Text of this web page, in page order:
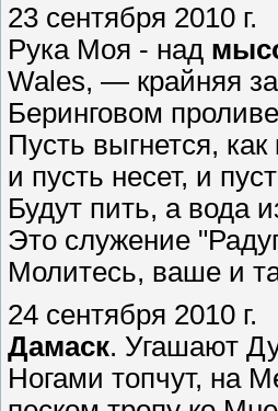
23 сентября 2010 г.
Рука Моя - над
Wales, — крайняя
Беринговом
Пусть выгнется,
и пусть несет, и
Будут пить, а вода
Это служение
Молитесь, ваше и
24 сентября 2010 г.
Дамаск. Угашают
Ногами топчут, на